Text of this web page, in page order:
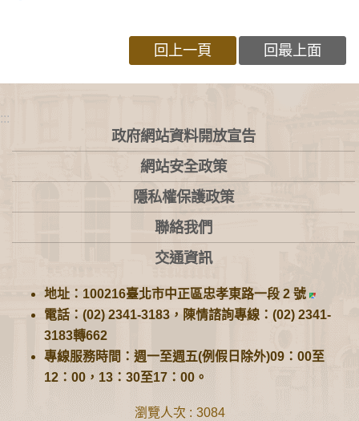
回上一頁 回最上面
:::
政府網站資料開放宣告
網站安全政策
隱私權保護政策
聯絡我們
交通資訊
地址：100216臺北市中正區忠孝東路一段 2 號
電話：(02) 2341-3183，陳情諮詢專線：(02) 2341-
3183轉662
專線服務時間：週一至週五(例假日除外)09：00至
12：00，13：30至17：00。
瀏覽人次 3084